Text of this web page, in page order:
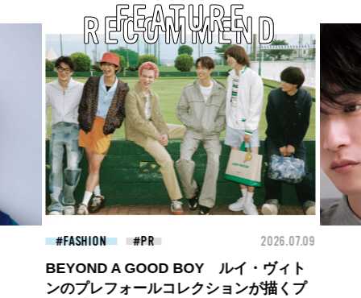
RECOMMEND
FEATURE
FASHION 2026.07.09
高橋璃央と、ジュエッテの出会い。夏の
定番、ピンクゴールドが印象的